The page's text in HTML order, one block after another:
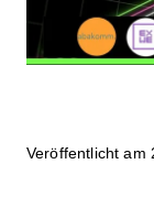
Veröffentlicht am